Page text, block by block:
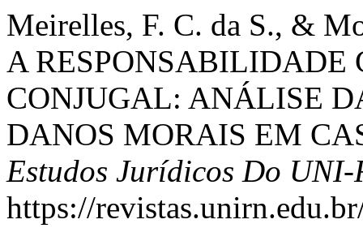
Meirelles, F. C. da S., &
A
CONJUGAL: ANÁLISE
DANOS MORAIS EM
Estudos Jurídicos Do UNI-
https://